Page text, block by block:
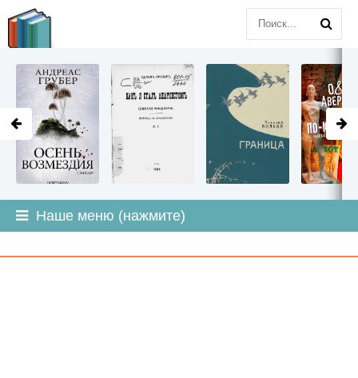
Наше меню (нажмите)
LITMIR.ORG